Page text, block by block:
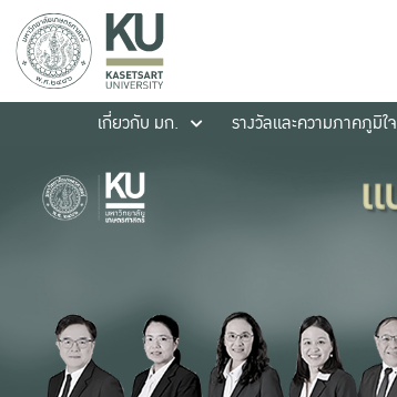
เกี่ยวกับ มก.
รางวัลและความภาคภูมิใจ